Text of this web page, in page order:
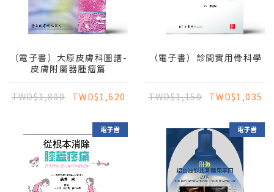
（電子書）大原皮膚科圖譜-
皮膚附屬器腫瘤篇
TWD$1,800 TWD$1,620
（電子書）診間實用骨科學
TWD$1,150 TWD$1,035